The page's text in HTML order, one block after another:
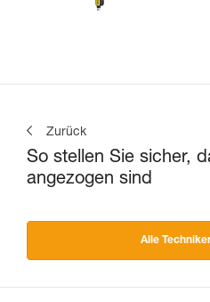
Zurück
So stellen Sie sicher,
angezogen sind
Alle